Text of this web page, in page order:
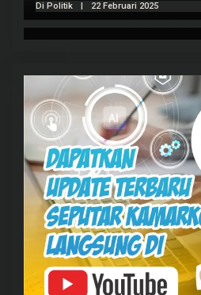
Di Politik 22 Februari 2025